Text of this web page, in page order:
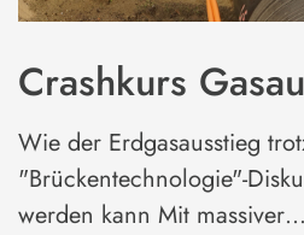
Crashkurs
Wie der Erdgasausstieg
"Brückentechnologie"-
werden kann Mit massiver…